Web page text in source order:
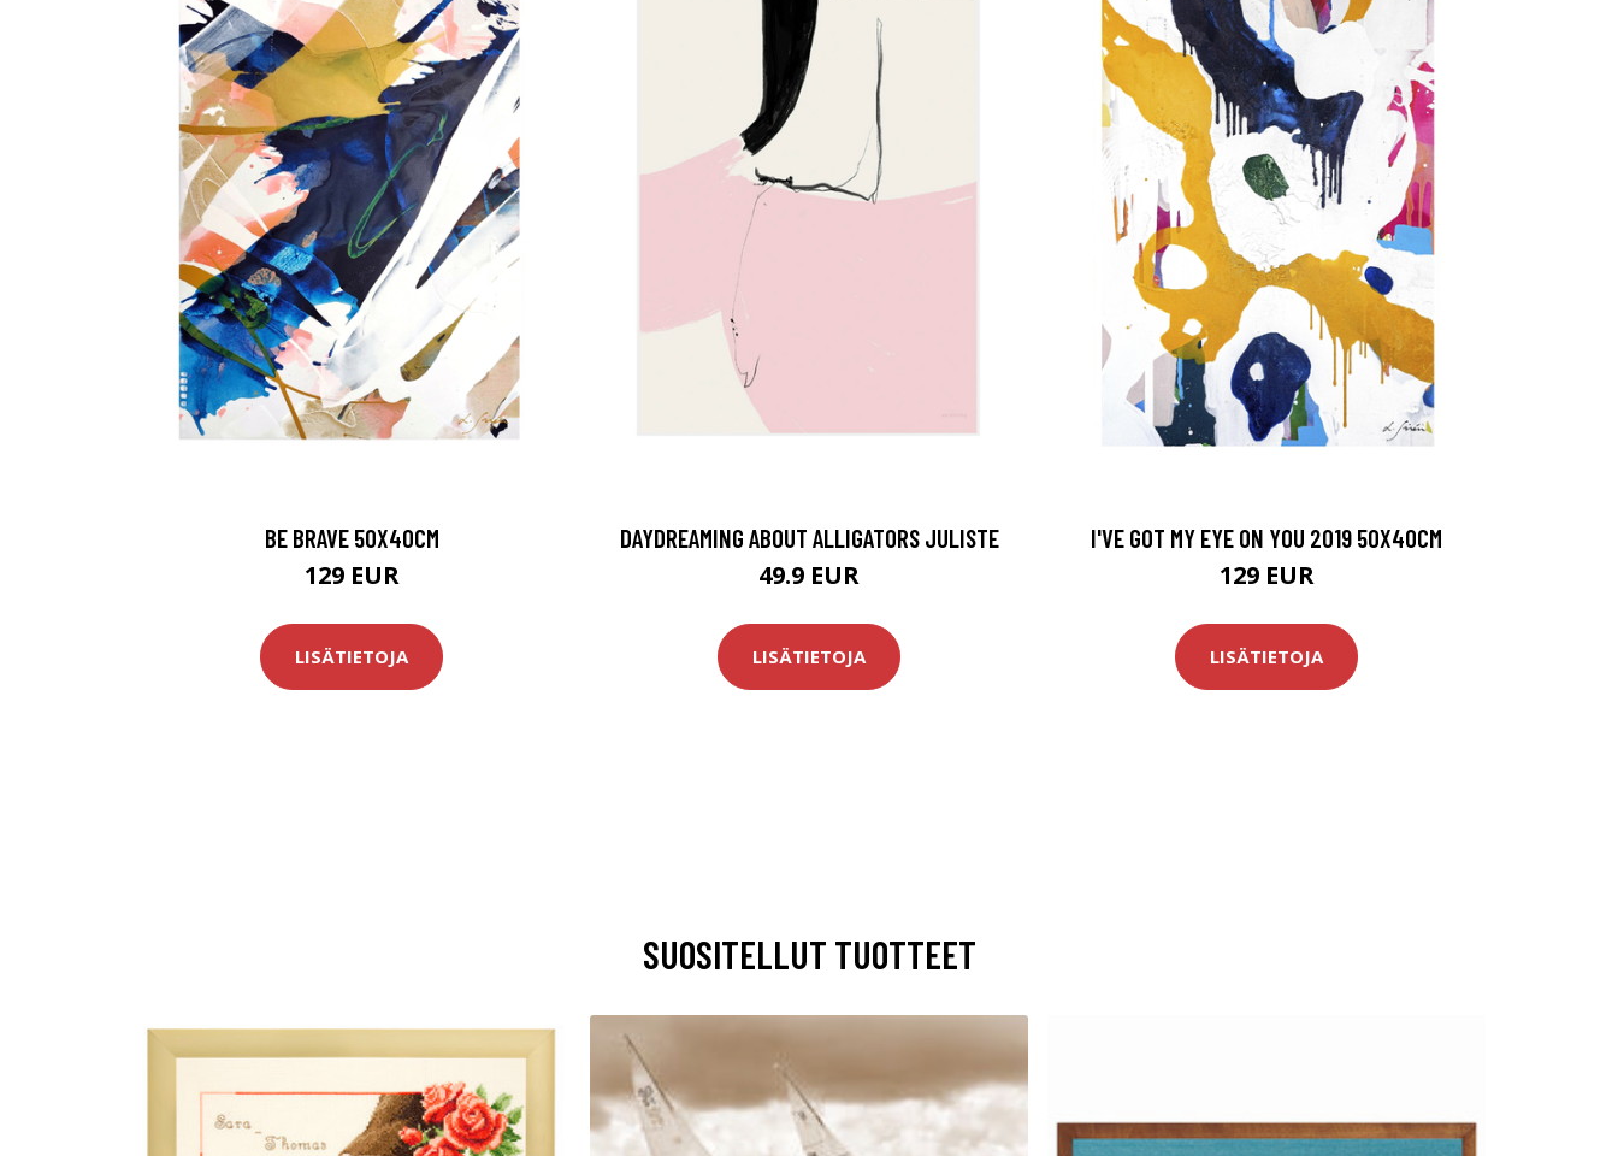
BE BRAVE 50X40CM
129 EUR
LISÄTIETOJA
DAYDREAMING ABOUT ALLIGATORS JULISTE
49.9 EUR
LISÄTIETOJA
I'VE GOT MY EYE ON YOU 2019 50X40CM
129 EUR
LISÄTIETOJA
SUOSITELLUT TUOTTEET